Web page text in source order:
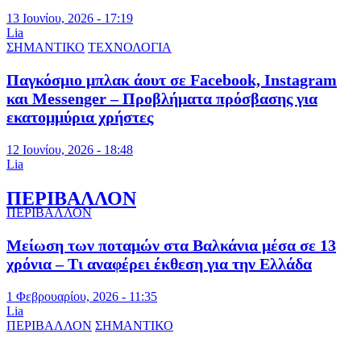
13 Ιουνίου, 2026 - 17:19
Lia
ΣΗΜΑΝΤΙΚΟ ΤΕΧΝΟΛΟΓΙΑ
Παγκόσμιο μπλακ άουτ σε Facebook, Instagram
και Messenger – Προβλήματα πρόσβασης για
εκατομμύρια χρήστες
12 Ιουνίου, 2026 - 18:48
Lia
ΠΕΡΙΒΑΛΛΟΝ
ΠΕΡΙΒΑΛΛΟΝ
Μείωση των ποταμών στα Βαλκάνια μέσα σε 13
χρόνια – Τι αναφέρει έκθεση για την Ελλάδα
1 Φεβρουαρίου, 2026 - 11:35
Lia
ΠΕΡΙΒΑΛΛΟΝ ΣΗΜΑΝΤΙΚΟ